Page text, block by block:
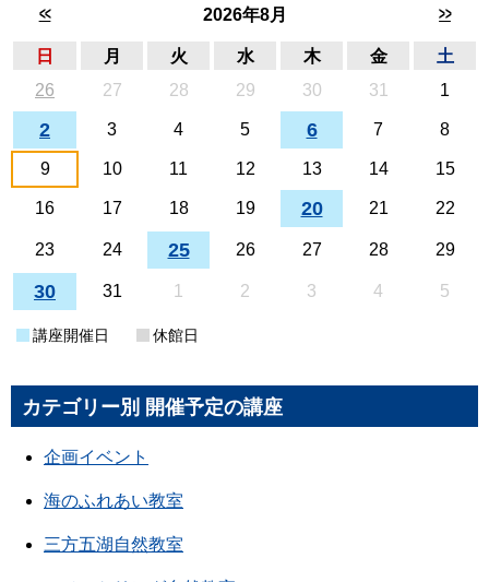
<< 2026年8月 >>
日 月 火 水 木 金
土
26
27 28 29 30 31 1
2 3 4 5 6 7 8
9 10 11 12 13 14 15
16 17 18 19 20 21 22
23 24 25 26 27 28 29
30 31 1 2 3 4 5
講座開催日 休館日
カテゴリー別 開催予定の講座
企画イベント
海のふれあい教室
三方五湖自然教室